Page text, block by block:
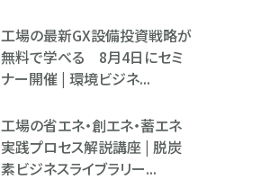
工場の最新GX設備投資戦略が
無料で学べる 8月4日にセミ
ナー開催 | 環境ビジネ...
工場の省エネ・創エネ・蓄エネ
実践プロセス解説講座 | 脱炭
素ビジネスライブラリー...